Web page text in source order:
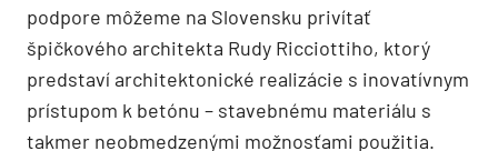
podpore môžeme na Slovensku privítať
špičkového architekta Rudy Ricciottiho, ktorý
predstaví architektonické realizácie s inovatívnym
prístupom k betónu – stavebnému materiálu s
takmer neobmedzenými možnosťami použitia.